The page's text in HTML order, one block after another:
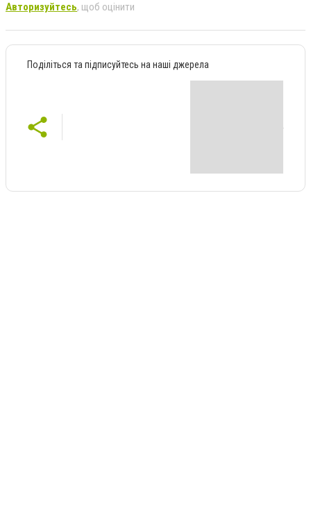
Авторизуйтесь, щоб оцінити
Поділіться та підписуйтесь на наші джерела